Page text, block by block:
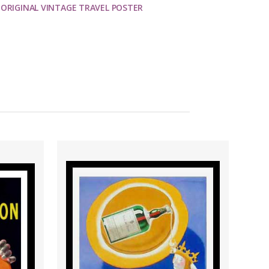
ORIGINAL VINTAGE TRAVEL POSTER